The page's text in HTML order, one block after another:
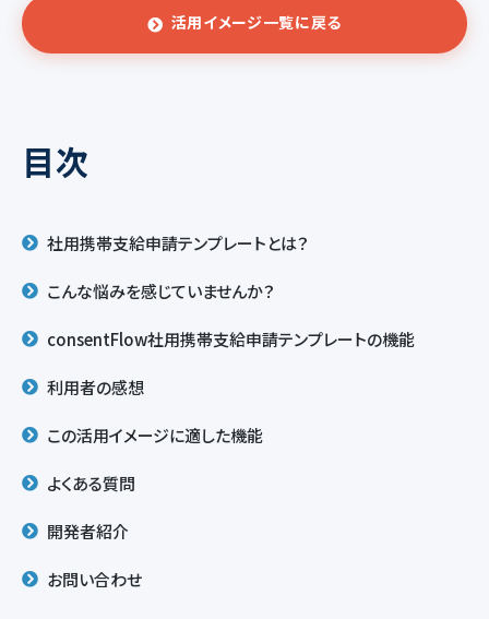
活用イメージ一覧に戻る
目次
社用携帯支給申請テンプレートとは？
こんな悩みを感じていませんか？
consentFlow社用携帯支給申請テンプレートの機能
利用者の感想
この活用イメージに適した機能
よくある質問
開発者紹介
お問い合わせ